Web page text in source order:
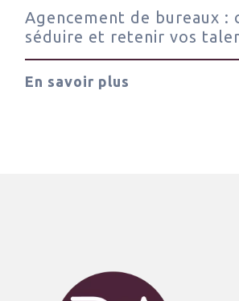
Agencement de bureaux :
séduire et retenir vos
En savoir plus